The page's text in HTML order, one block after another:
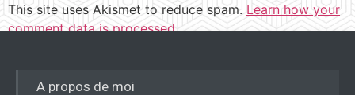
This site uses Akismet to reduce spam. Learn how your
comment data is processed.
A propos de moi